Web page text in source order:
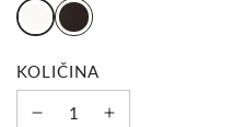
KOLIČINA